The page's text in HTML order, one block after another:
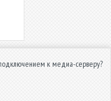
к медиа-серверу?